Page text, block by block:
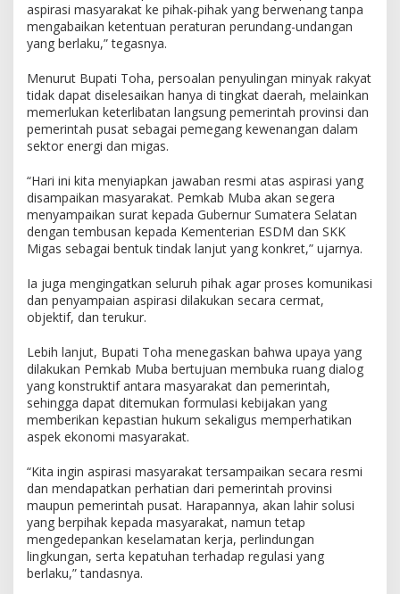
r
a
s
L
e
g
a
l
a
s
i
P
e
y
u
l
n
g
a
n
M
i
n
a
k
R
a
k
y
a
aspirasi masyarakat ke pihak-pihak yang berwenang tanpa
mengabaikan ketentuan peraturan perundang-undangan
yang berlaku,” tegasnya.
Menurut Bupati Toha, persoalan penyulingan minyak rakyat
tidak dapat diselesaikan hanya di tingkat daerah, melainkan
memerlukan keterlibatan langsung pemerintah provinsi dan
pemerintah pusat sebagai pemegang kewenangan dalam
sektor energi dan migas.
“Hari ini kita menyiapkan jawaban resmi atas aspirasi yang
disampaikan masyarakat. Pemkab Muba akan segera
menyampaikan surat kepada Gubernur Sumatera Selatan
dengan tembusan kepada Kementerian ESDM dan SKK
Migas sebagai bentuk tindak lanjut yang konkret,” ujarnya.
Ia juga mengingatkan seluruh pihak agar proses komunikasi
dan penyampaian aspirasi dilakukan secara cermat,
objektif, dan terukur.
Lebih lanjut, Bupati Toha menegaskan bahwa upaya yang
dilakukan Pemkab Muba bertujuan membuka ruang dialog
yang konstruktif antara masyarakat dan pemerintah,
sehingga dapat ditemukan formulasi kebijakan yang
memberikan kepastian hukum sekaligus memperhatikan
aspek ekonomi masyarakat.
“Kita ingin aspirasi masyarakat tersampaikan secara resmi
dan mendapatkan perhatian dari pemerintah provinsi
maupun pemerintah pusat. Harapannya, akan lahir solusi
yang berpihak kepada masyarakat, namun tetap
mengedepankan keselamatan kerja, perlindungan
lingkungan, serta kepatuhan terhadap regulasi yang
berlaku,” tandasnya.